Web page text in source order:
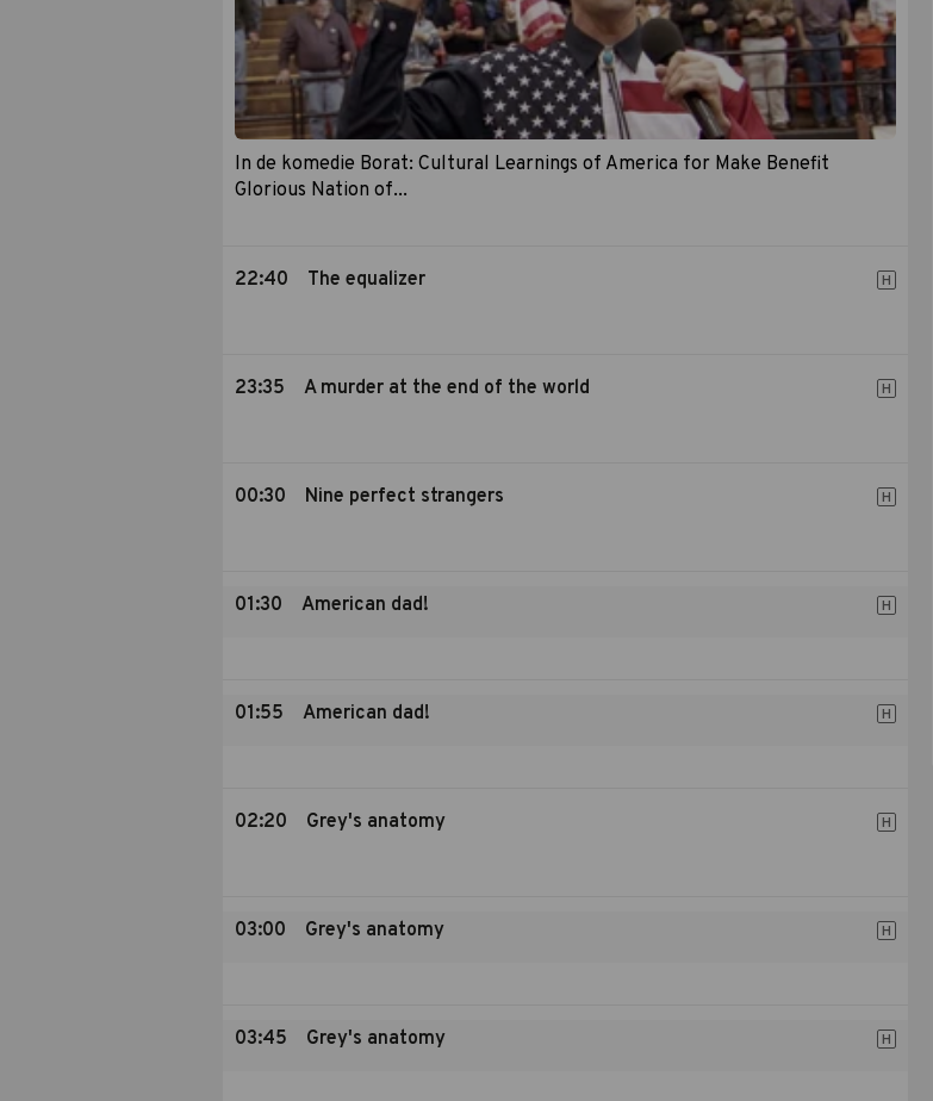
In de komedie Borat: Cultural Learnings of America for Make Benefit
Glorious Nation of...
22:40 The equalizer H
23:35 A murder at the end of the world H
00:30 Nine perfect strangers H
01:30 American dad! H
01:55 American dad! H
02:20 Grey's anatomy H
03:00 Grey's anatomy H
03:45 Grey's anatomy H